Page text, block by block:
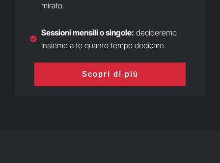
mirato.
Sessioni mensili o singole: decideremo
insieme a te quanto tempo dedicare.
Scopri di più